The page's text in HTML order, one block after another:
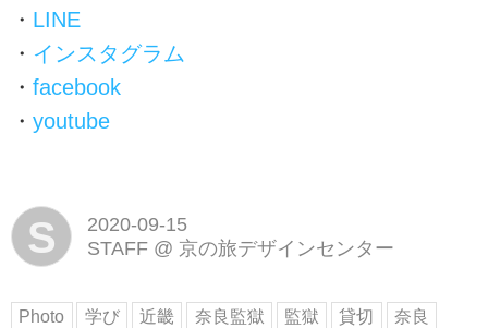
・ LINE
・ インスタグラム
・ facebook
・ youtube
S
2020-09-15
STAFF @ 京の旅デザインセンター
Photo 学び 近畿 奈良監獄 監獄 貸切
奈良